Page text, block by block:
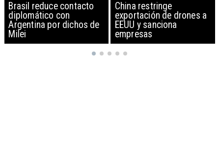
China restringe
exportación de drones a
EEUU y sanciona
empresas
Papa León XIV anuncia
gira por Sudamérica